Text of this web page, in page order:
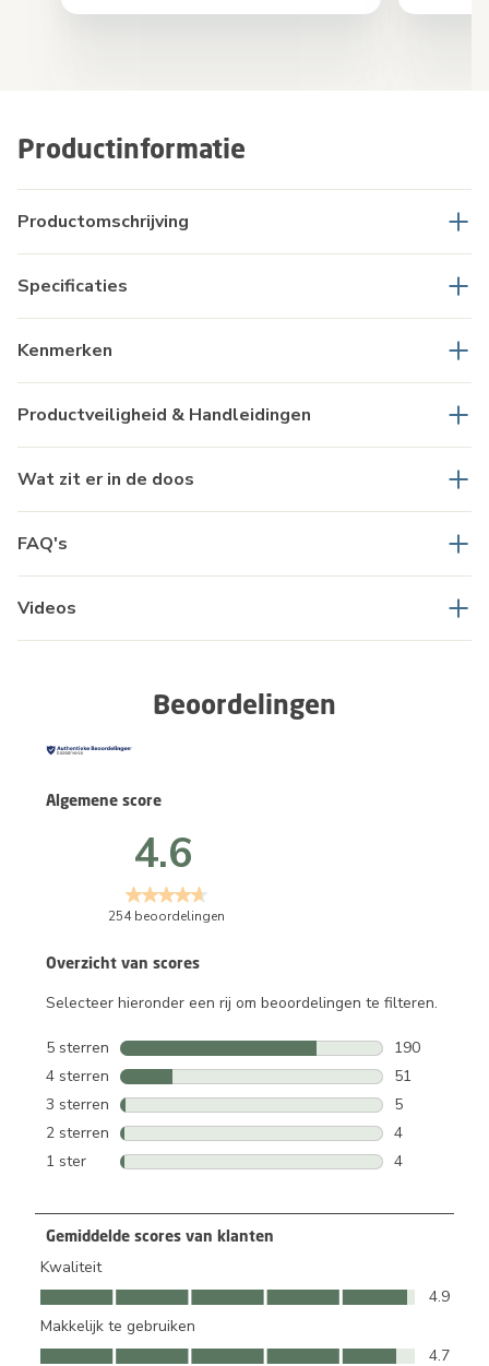
Productinformatie
Productomschrijving
Specificaties
Kenmerken
Productveiligheid & Handleidingen
Wat zit er in de doos
FAQ's
Videos
Beoordelingen
Overzicht van scores
Selecteer hieronder een rij om beoordelingen te filteren.
5 sterren sterren
190
190
4 sterren sterren
51
51
3 sterren sterren
5
5
2 sterren sterren
4
4
1 ster sterren
4
Algemene score
4.6
254 beoordelingen
Gemiddelde scores van klanten
Kwaliteit
Kwaliteit, 4.9 van 5
4.9
Makkelijk te gebruiken
Makkelijk te gebruiken, 4.7 van 5
4.7